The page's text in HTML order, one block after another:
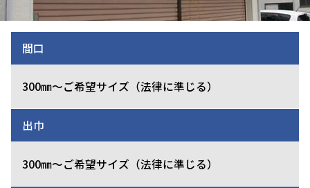
間口
300㎜～ご希望サイズ（法律に準じる）
出巾
300㎜～ご希望サイズ（法律に準じる）